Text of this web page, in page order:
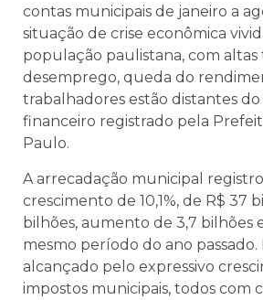
contas municipais de janeiro a
situação de crise econômica
população paulistana, com altas
desemprego, queda do
trabalhadores estão distantes
financeiro registrado pela
Paulo.
A arrecadação municipal
crescimento de 10,1%, de R$ 37
bilhões, aumento de 3,7 bilhões
mesmo período do ano
alcançado pelo expressivo
impostos municipais, todos com